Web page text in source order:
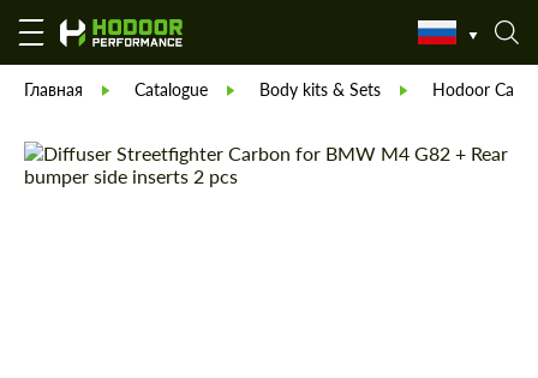
Главная Catalogue Body kits & Sets Hodoor